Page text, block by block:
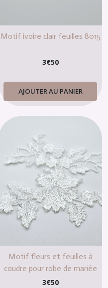
Motif ivoire clair feuilles 8015
3€50
AJOUTER AU PANIER
Motif fleurs et feuilles à
coudre pour robe de mariée
T670
3€50